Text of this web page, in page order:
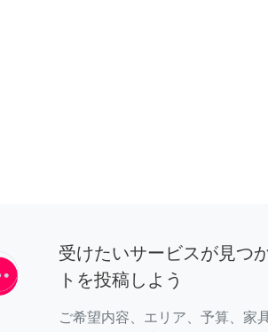
受けたいサービスが見つ
トを投稿しよう
ご希望内容、エリア、予算、家